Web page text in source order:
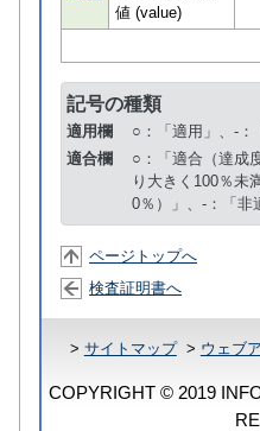
値 (value)
記号の種類
適用欄
○：「適用」、-：
適合欄
○：「適合（達成
り大きく100％未
0％）」、-：「非
ページトップへ
検査証明書へ
> サイトマップ> ウェブ
COPYRIGHT © 2019